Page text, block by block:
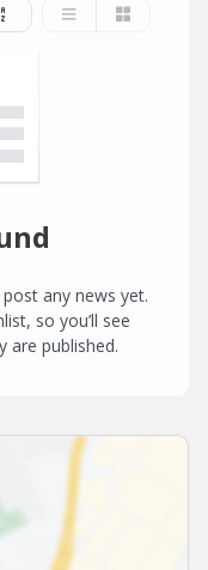
any news yet.
so you’ll see
are published.